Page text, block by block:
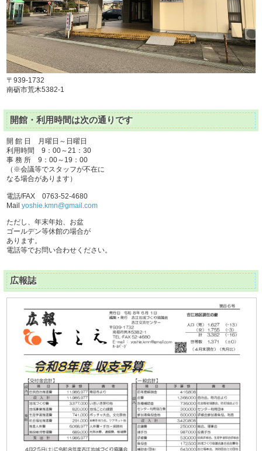
〒939-1732
南砺市荒木5382-1
開館・利用時間は次の通りです
開 館 日 月曜日～日曜日
利用時間 9：00～21：30
事 務 所 9：00～19：00
（※会議等でスタッフが不在に
なる場合があります）
電話/FAX 0763-52-4680
Mailyoshie.kmn@gmail.com
ただし、年末年始、お盆
ゴールデン等休館の場合が
あります。
電話等でお問い合わせください。
広報誌